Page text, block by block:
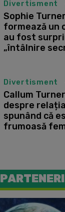
Divertisment
Sophie
formează un
au fost
„întâlnire
Divertisment
Callum
despre
spunând că
frumoasă
PARTENERI